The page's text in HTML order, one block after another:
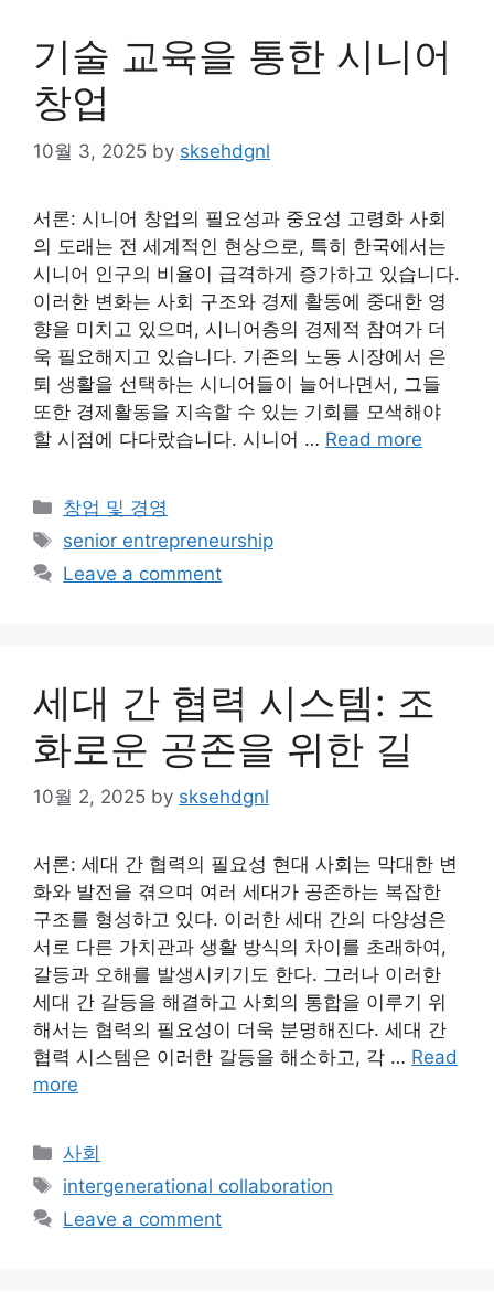
기술 교육을 통한 시니어
창업
10월 3, 2025 by sksehdgnl
서론: 시니어 창업의 필요성과 중요성 고령화 사회
의 도래는 전 세계적인 현상으로, 특히 한국에서는
시니어 인구의 비율이 급격하게 증가하고 있습니다.
이러한 변화는 사회 구조와 경제 활동에 중대한 영
향을 미치고 있으며, 시니어층의 경제적 참여가 더
욱 필요해지고 있습니다. 기존의 노동 시장에서 은
퇴 생활을 선택하는 시니어들이 늘어나면서, 그들
또한 경제활동을 지속할 수 있는 기회를 모색해야
할 시점에 다다랐습니다. 시니어 … Read more
Categories
창업 및 경영
Tags
senior entrepreneurship
Leave a comment
세대 간 협력 시스템: 조
화로운 공존을 위한 길
10월 2, 2025 by sksehdgnl
서론: 세대 간 협력의 필요성 현대 사회는 막대한 변
화와 발전을 겪으며 여러 세대가 공존하는 복잡한
구조를 형성하고 있다. 이러한 세대 간의 다양성은
서로 다른 가치관과 생활 방식의 차이를 초래하여,
갈등과 오해를 발생시키기도 한다. 그러나 이러한
세대 간 갈등을 해결하고 사회의 통합을 이루기 위
해서는 협력의 필요성이 더욱 분명해진다. 세대 간
협력 시스템은 이러한 갈등을 해소하고, 각 … Read
more
Categories
사회
Tags
intergenerational collaboration
Leave a comment